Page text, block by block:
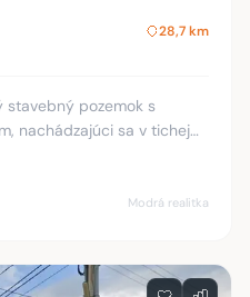
28,7 km
stavebný pozemok s
nachádzajúci sa v tichej
mestského parku v
Modrá realitka